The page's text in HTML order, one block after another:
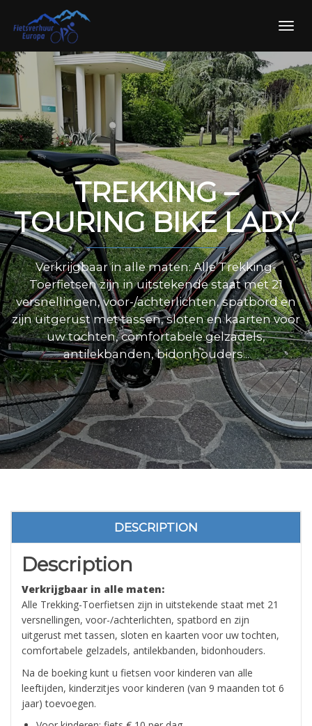
content
TREKKING –
TOURING BIKE LADY
Verkrijgbaar in alle maten: Alle Trekking-
Toerfietsen zijn in uitstekende staat met 21
versnellingen, voor-/achterlichten, spatbord en
zijn uitgerust met tassen, sloten en kaarten voor
uw tochten, comfortabele gelzadels,
antilekbanden, bidonhouders...
DESCRIPTION
Description
Verkrijgbaar in alle maten:
Alle Trekking-Toerfietsen zijn in uitstekende staat met 21
versnellingen, voor-/achterlichten, spatbord en zijn
uitgerust met tassen, sloten en kaarten voor uw tochten,
comfortabele gelzadels, antilekbanden, bidonhouders.
Na de boeking kunt u fietsen voor kinderen van alle
leeftijden, kinderzitjes voor kinderen (van 9 maanden tot 6
jaar) toevoegen.